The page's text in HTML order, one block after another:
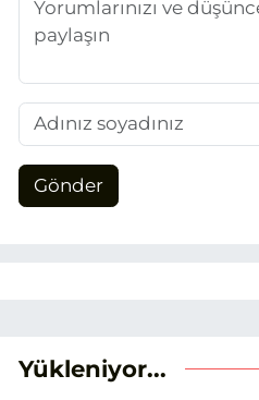
Gönder
Yükleniyor...